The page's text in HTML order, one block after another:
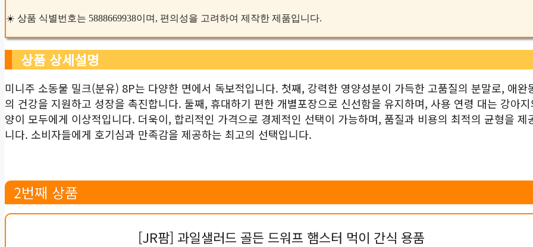
☀️ 상품 식별번호는 5888669938이며, 편의성을 고려하여 제작한 제품입니다.
상품 상세설명
미니주 소동물 밀크(분유) 8P는 다양한 면에서 독보적입니다. 첫째, 강력한 영양성분이 가득한 고품질의 분말로, 애완
의 건강을 지원하고 성장을 촉진합니다. 둘째, 휴대하기 편한 개별포장으로 신선함을 유지하며, 사용 연령 대는 강아
양이 모두에게 이상적입니다. 더욱이, 합리적인 가격으로 경제적인 선택이 가능하며, 품질과 비용의 최적의 균형을 제
니다. 소비자들에게 호기심과 만족감을 제공하는 최고의 선택입니다.
2번째 상품
[JR팜] 과일샐러드 골든 드워프 햄스터 먹이 간식 용품